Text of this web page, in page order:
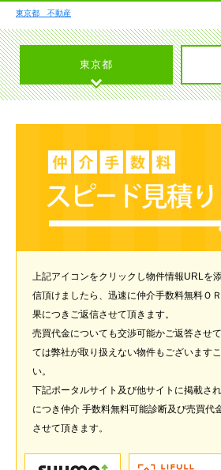
東京都 不動産
東京都
上記アイコンをクリックし物件情報URLを
信頂けましたら、迅速に仲介手数料無料Ｏ
果につきご返信させて頂きます。
売買代金についても交渉可能かご返答させ
ては弊社が取り扱えない物件もございます
い。
下記ポータルサイト及び他サイトに掲載さ
につき仲介 手数料無料可能診断及び売買代
させて頂きます。